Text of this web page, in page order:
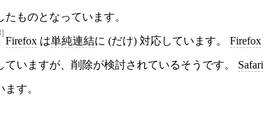
たものとなっています。
Firefox は単純連結に (だけ) 対応しています。 Firefox
ていますが、削除が検討されているそうです。 Safari
ます。